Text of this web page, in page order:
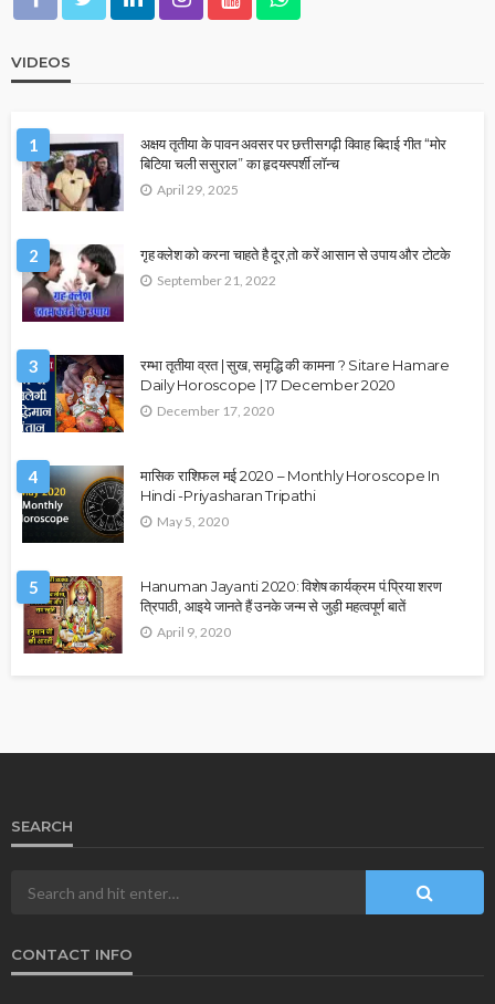
VIDEOS
1
अक्षय तृतीया के पावन अवसर पर छत्तीसगढ़ी विवाह बिदाई गीत “मोर
बिटिया चली ससुराल” का हृदयस्पर्शी लॉन्च
April 29, 2025
2 गृह क्लेश को करना चाहते है दूर,तो करें आसान से उपाय और टोटके
September 21, 2022
3
रम्भा तृतीया व्रत | सुख, समृद्धि की कामना ? Sitare Hamare
Daily Horoscope | 17 December 2020
December 17, 2020
4
मासिक राशिफल मई 2020 – Monthly Horoscope In
Hindi -Priyasharan Tripathi
May 5, 2020
5
Hanuman Jayanti 2020: विशेष कार्यक्रम पं.प्रिया शरण
त्रिपाठी, आइये जानते हैं उनके जन्म से जुड़ी महत्वपूर्ण बातें
April 9, 2020
SEARCH
CONTACT INFO